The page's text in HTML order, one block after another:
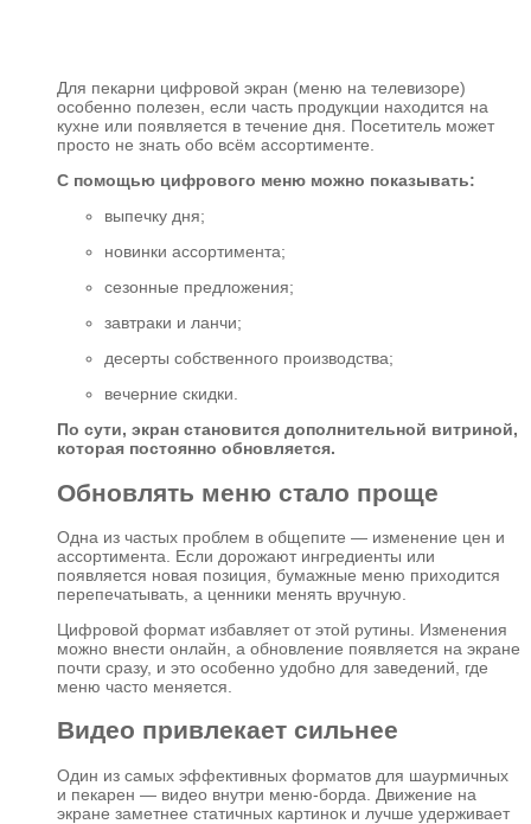
Для пекарни цифровой экран (меню на телевизоре)
особенно полезен, если часть продукции находится на
кухне или появляется в течение дня. Посетитель может
просто не знать обо всём ассортименте.
С помощью цифрового меню можно показывать:
выпечку дня;
новинки ассортимента;
сезонные предложения;
завтраки и ланчи;
десерты собственного производства;
вечерние скидки.
По сути, экран становится дополнительной витриной,
которая постоянно обновляется.
Обновлять меню стало проще
Одна из частых проблем в общепите — изменение цен и
ассортимента. Если дорожают ингредиенты или
появляется новая позиция, бумажные меню приходится
перепечатывать, а ценники менять вручную.
Цифровой формат избавляет от этой рутины. Изменения
можно внести онлайн, а обновление появляется на экране
почти сразу, и это особенно удобно для заведений, где
меню часто меняется.
Видео привлекает сильнее
Один из самых эффективных форматов для шаурмичных
и пекарен — видео внутри меню-борда. Движение на
экране заметнее статичных картинок и лучше удерживает